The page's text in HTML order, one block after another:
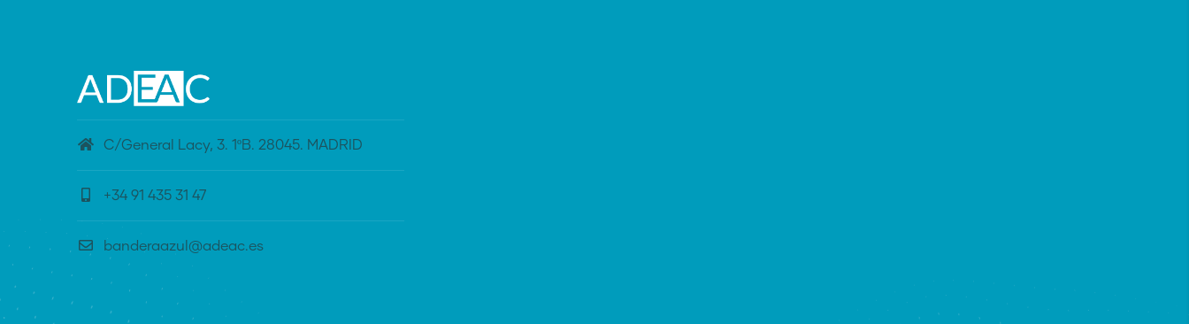
C/General Lacy, 3. 1ºB. 28045. MADRID
+34 91 435 31 47
banderaazul@adeac.es